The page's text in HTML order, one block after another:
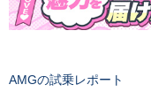
AMGの試乗レポート